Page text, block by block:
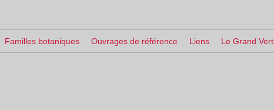
Familles botaniques Ouvrages de référence Liens Le Grand Vert